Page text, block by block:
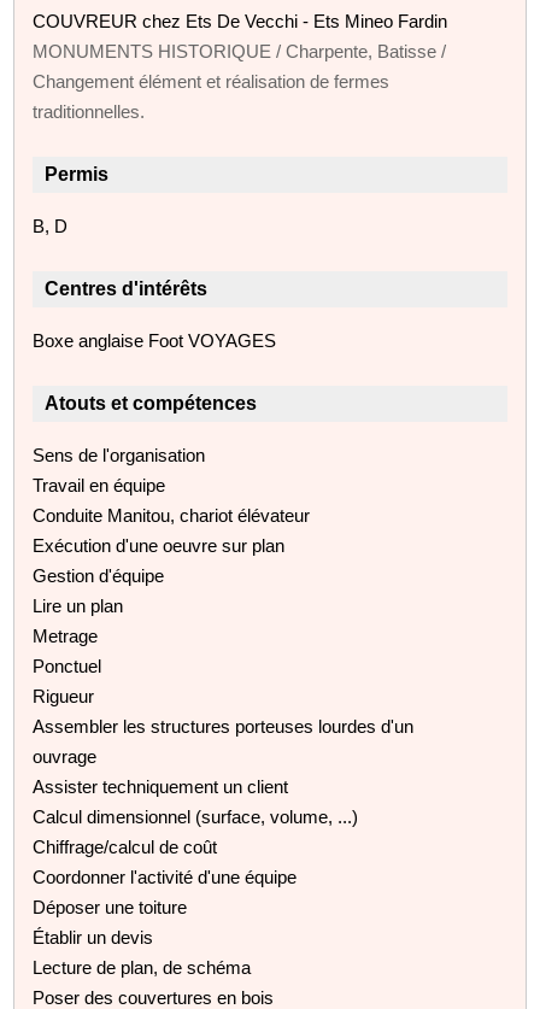
COUVREUR chez Ets De Vecchi - Ets Mineo Fardin
MONUMENTS HISTORIQUE / Charpente, Batisse /
Changement élément et réalisation de fermes
traditionnelles.
Permis
B, D
Centres d'intérêts
Boxe anglaise Foot VOYAGES
Atouts et compétences
Sens de l'organisation
Travail en équipe
Conduite Manitou, chariot élévateur
Exécution d'une oeuvre sur plan
Gestion d'équipe
Lire un plan
Metrage
Ponctuel
Rigueur
Assembler les structures porteuses lourdes d'un
ouvrage
Assister techniquement un client
Calcul dimensionnel (surface, volume, ...)
Chiffrage/calcul de coût
Coordonner l'activité d'une équipe
Déposer une toiture
Établir un devis
Lecture de plan, de schéma
Poser des couvertures en bois